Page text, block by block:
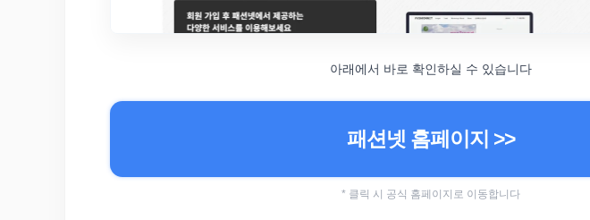
아래에서 바로 확인하실 수 있습니다
패션넷 홈페이지 >>
* 클릭 시 공식 홈페이지로 이동합니다